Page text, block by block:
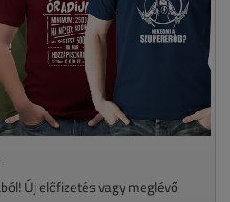
Új előfizetés vagy meglévő